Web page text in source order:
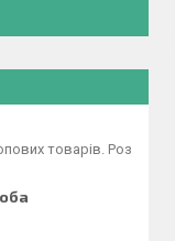
товарів. Роз